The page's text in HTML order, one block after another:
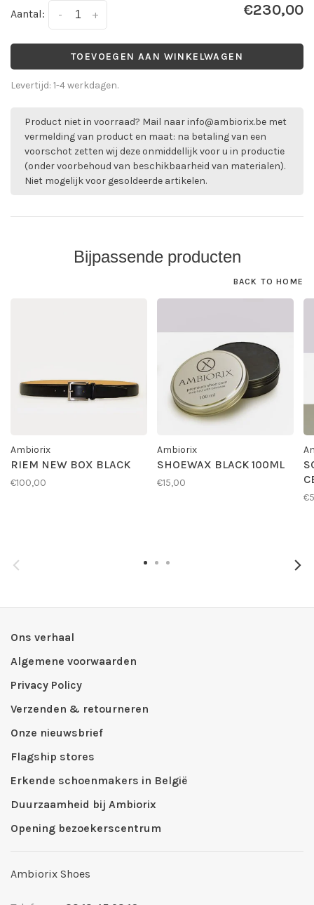
Aantal: +
- €230,00
TOEVOEGEN AAN WINKELWAGEN
Levertijd: 1-4 werkdagen.
Product niet in voorraad? Mail naarinfo@ambiorix.be met
vermelding van product en maat: na betaling van een
voorschot zetten wij deze onmiddellijk voor u in productie
(onder voorbehoud van beschikbaarheid van materialen).
Niet mogelijk voor gesoldeerde artikelen.
Bijpassende producten
BACK TO HOME
Ambiorix
RIEM NEW BOX BLACK
€100,00
Ambiorix
SHOEWAX BLACK 100ML
€15,00
Ons verhaal
Algemene voorwaarden
Privacy Policy
Verzenden & retourneren
Onze nieuwsbrief
Flagship stores
Erkende schoenmakers in België
Duurzaamheid bij Ambiorix
Opening bezoekerscentrum
Ambiorix Shoes